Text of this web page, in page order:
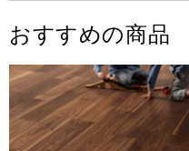
おすすめの商品